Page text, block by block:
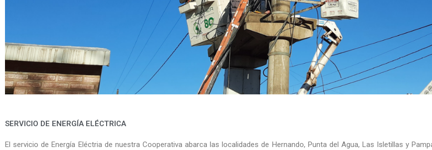
ELÉCTRICAS
SERVICIO DE ENERGÍA ELÉCTRICA
El servicio de Energía Eléctria de nuestra Cooperativa abarca las localidades de Hernando, Punta del Agua, Las Isletillas y